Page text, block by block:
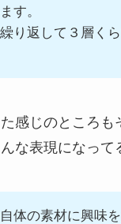
す。
り返して３層く
感じのところも
な表現になって
体の素材に興味